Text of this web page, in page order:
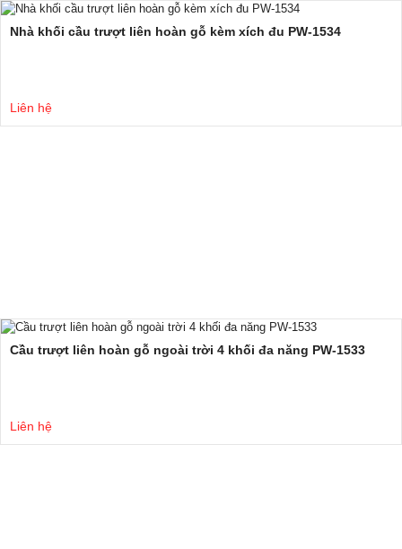
Nhà khối cầu trượt liên hoàn gỗ kèm xích đu PW-1534
Liên hệ
Cầu trượt liên hoàn gỗ ngoài trời 4 khối đa năng PW-1533
Liên hệ